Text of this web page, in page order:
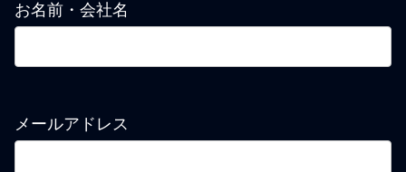
お名前・会社名
メールアドレス